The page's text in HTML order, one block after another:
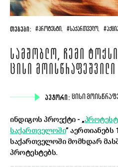
ᲗᲔᲒᲔᲑᲘ: #ᲞᲠᲝᲢᲔᲡᲢᲘ, #ᲡᲐᲥᲐᲠᲗᲕᲔᲚᲝ,
ᲡᲐᲛᲨᲝᲑᲚᲝ, ᲩᲔᲛᲘ
ᲪᲘᲡᲘ ᲛᲝᲘᲡᲬᲠᲐᲤᲔᲨᲕᲘᲚᲘ
ᲐᲕᲢᲝᲠᲘ: ᲪᲘᲡᲘ
ინდიგოს პროექტი - „
საქართველოში”
საქართველოში მომხდარ
პროტესტებს.